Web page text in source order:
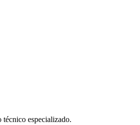
técnico especializado.